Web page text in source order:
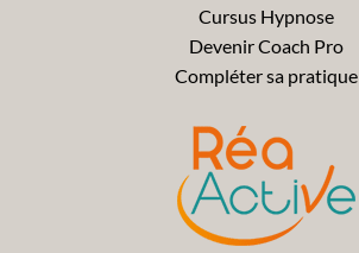
Cursus Hypnose
Devenir Coach Pro
Compléter sa pratique